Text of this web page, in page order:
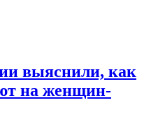
выяснили, как
на женщин-